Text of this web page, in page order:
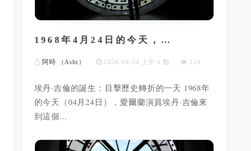
1968年4月24日的今天，…
阿時 （Ashi） 2026-04-24 上午 4 點 124
埃丹·吉倫的誕生：目擊歷史轉折的一天 1968年
的今天（04月24日），愛爾蘭演員埃丹·吉倫來
到這個...